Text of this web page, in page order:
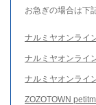
お急ぎの場合は下
ナルミヤオンライ
ナルミヤオンライ
ナルミヤオンライ
ZOZOTOWN